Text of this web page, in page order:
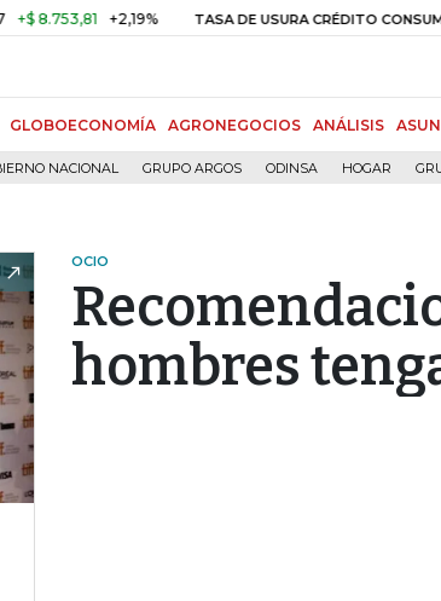
+2,19% TASA DE USURA CRÉDITO CONSUMO
GLOBOECONOMÍA AGRONEGOCIOS ANÁLISIS
NACIONAL GRUPO ARGOS ODINSA HOGAR
OCIO
hombres